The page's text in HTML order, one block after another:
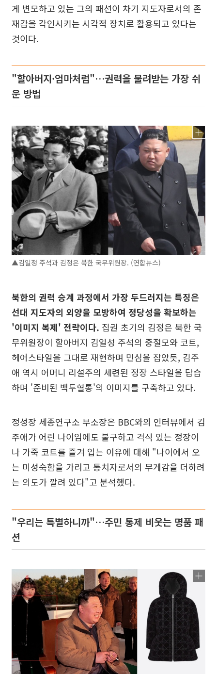
게 변모하고 있는 그의 패션이 차기 지도자로서의 존
재감을 각인시키는 시각적 장치로 활용되고 있다는
것이다.
"할아버지·엄마처럼"…권력을 물려받는 가장 쉬
운 방법
▲김일정 주석과 김정은 북한 국무위원장. (연합뉴스)
북한의 권력 승계 과정에서 가장 두드러지는 특징은
선대 지도자의 외양을 모방하여 정당성을 확보하는
'이미지 복제' 전략이다. 집권 초기의 김정은 북한 국
무위원장이 할아버지 김일성 주석의 중절모와 코트,
헤어스타일을 그대로 재현하며 민심을 잡았듯, 김주
애 역시 어머니 리설주의 세련된 정장 스타일을 답습
하며 '준비된 백두혈통'의 이미지를 구축하고 있다.
정성장 세종연구소 부소장은 BBC와의 인터뷰에서 김
주애가 어린 나이임에도 불구하고 격식 있는 정장이
나 가죽 코트를 즐겨 입는 이유에 대해 "나이에서 오
는 미성숙함을 가리고 통치자로서의 무게감을 더하려
는 의도가 깔려 있다"고 분석했다.
"우리는 특별하니까"…주민 통제 비웃는 명품 패
션